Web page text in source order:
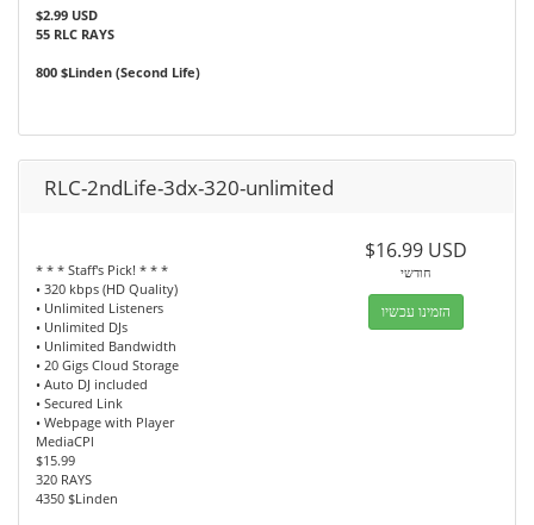
$2.99 USD
55 RLC RAYS
800 $Linden (Second Life)
RLC-2ndLife-3dx-320-unlimited
* * * Staff's Pick! * * *
• 320 kbps (HD Quality)
• Unlimited Listeners
• Unlimited DJs
• Unlimited Bandwidth
• 20 Gigs Cloud Storage
• Auto DJ included
• Secured Link
• Webpage with Player
MediaCPl
$15.99
320 RAYS
4350 $Linden
$16.99 USD
חודשי
הזמינו עכשיו